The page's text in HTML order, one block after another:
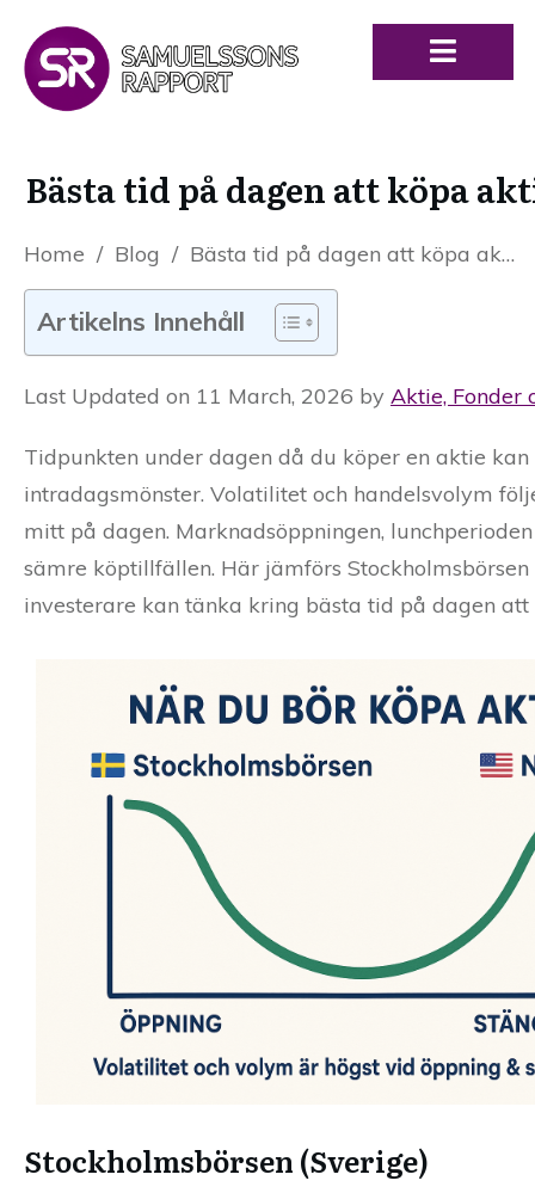
Bästa tid på dagen att köpa
Home / Blog / Bästa tid på dagen att köpa aktier: Stockholmsbörsen vs. Nasdaq
Artikelns Innehåll
Last Updated on 11 March, 2026 by Aktie, Fonder
Tidpunkten under dagen då du köper en aktie
intradagsmönster. Volatilitet och handelsvolym
mitt på dagen. Marknadsöppningen,
sämre köptillfällen. Här jämförs
investerare kan tänka kring bästa tid på dagen att
Stockholmsbörsen (Sverige)